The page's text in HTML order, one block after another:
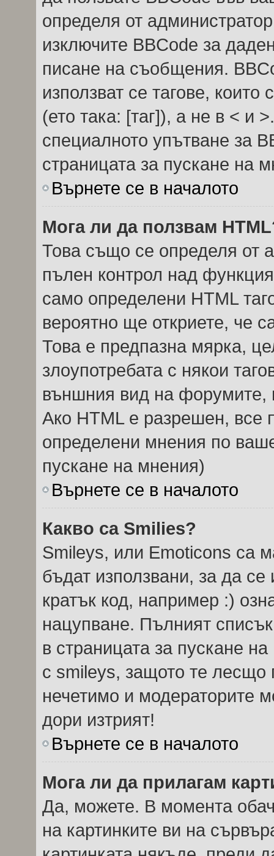
определя от
изключите BBCode за
писане на съобщения.
използват се тагове, които
(ето така: [таг]), а не в < и
специалното упътване за
страницата за пускане на
Върнете се в началото
Мога ли да ползвам
Това също се определя от
пълен контрол над
само определени HTML
вероятно ще откриете, че
Това е предпазна мярка,
злоупотребата с някои
външния вид на форумите,
Ако HTML е разрешен, все
определени мнения по
пускане на мнения)
Върнете се в началото
Какво са Smilies?
Smileys, или Emoticons са
бъдат използвани, за да
кратък код, например :)
нацупване. Пълният
в страницата за пускане
с smileys, защото те
нечетимо и модераторите
дори изтрият!
Върнете се в началото
Мога ли да прилагам
Да, можете. В момента
на картинките ви на